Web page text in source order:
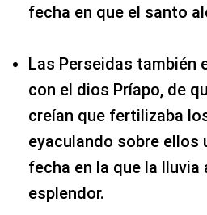
fecha en que el santo
Las Perseidas también
con el dios Príapo, de
creían que fertilizaba
eyaculando sobre ellos
fecha en la que la lluvia
esplendor.